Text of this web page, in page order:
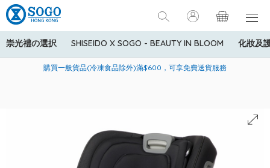
崇光禮の選択 SHISEIDO X SOGO - BEAUTY IN BLOOM 化妝及
美國運通Explorer®信用卡會員購物禮遇：高達5%簽賬回贈！
購買一般貨品(冷凍食品除外)滿$600，可享免費送貨服務
寄送中國內地服務只適用於指定商品，若訂單金額少於HK$600(折